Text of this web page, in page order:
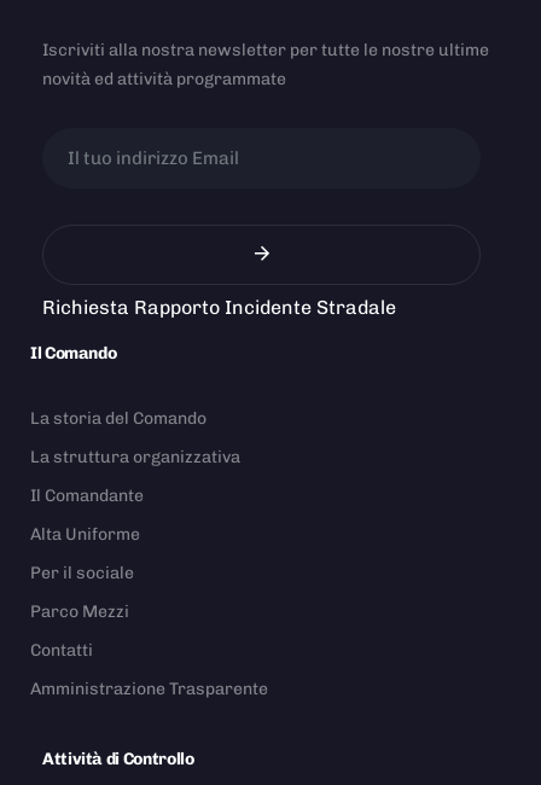
Iscriviti alla nostra newsletter per tutte le nostre ultime
novità ed attività programmate
Richiesta Rapporto Incidente Stradale
Il Comando
La storia del Comando
La struttura organizzativa
Il Comandante
Alta Uniforme
Per il sociale
Parco Mezzi
Contatti
Amministrazione Trasparente
Attività di Controllo